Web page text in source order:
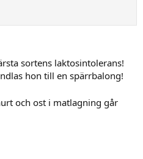
sortens laktosintolerans!
hon till en spärrbalong!
och ost i matlagning går